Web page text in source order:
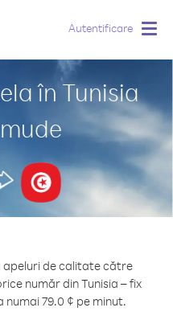
Autentificare
în Tunisia
apeluri de calitate către
număr din Tunisia – fix
numai 79.0 ¢ pe minut.